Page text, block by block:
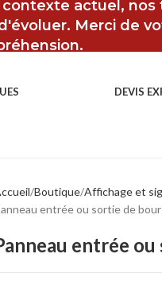
actuel, nos
Merci de
DEVIS
Boutique Affichage et
entrée ou sortie de
entrée